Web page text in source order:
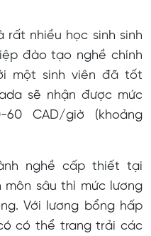
rất nhiều học sinh sinh
đào tạo nghề chính
một sinh viên đã tốt
sẽ nhận được mức
CAD/giờ (khoảng
nghề cấp thiết tại
sâu thì mức lương
Với lương bổng hấp
có thể trang trải các